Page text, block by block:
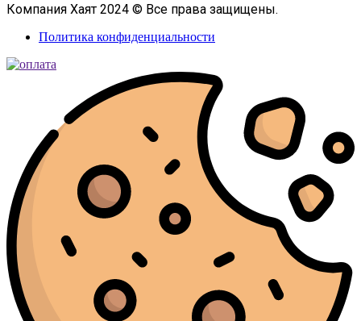
Компания Хаят 2024 © Все права защищены.
Политика конфиденциальности